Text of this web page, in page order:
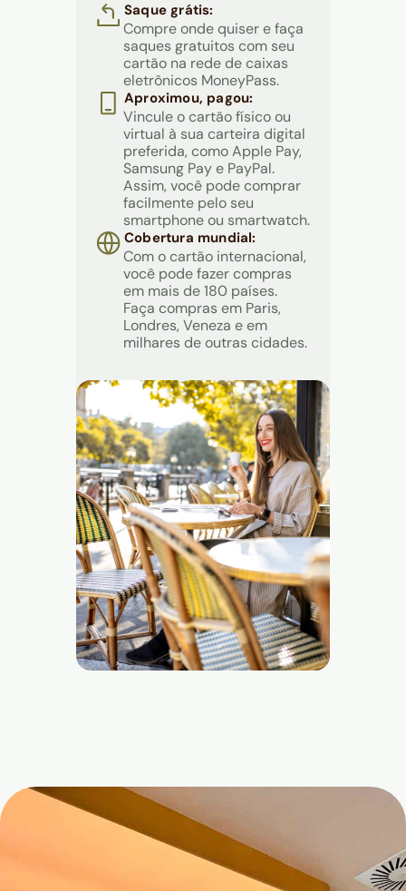
Saque grátis:
Compre onde quiser e faça
saques gratuitos com seu
cartão na rede de caixas
eletrônicos MoneyPass.
Aproximou, pagou:
Vincule o cartão físico ou
virtual à sua carteira digital
preferida, como Apple Pay,
Samsung Pay e PayPal.
Assim, você pode comprar
facilmente pelo seu
smartphone ou smartwatch.
Cobertura mundial:
Com o cartão internacional,
você pode fazer compras
em mais de 180 países.
Faça compras em Paris,
Londres, Veneza e em
milhares de outras cidades.